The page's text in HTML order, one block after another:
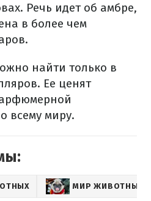
Речь идет об амбре,
в более чем
найти только в
Ее ценят
всему миру.
МИР ЖИВОТНЫХ